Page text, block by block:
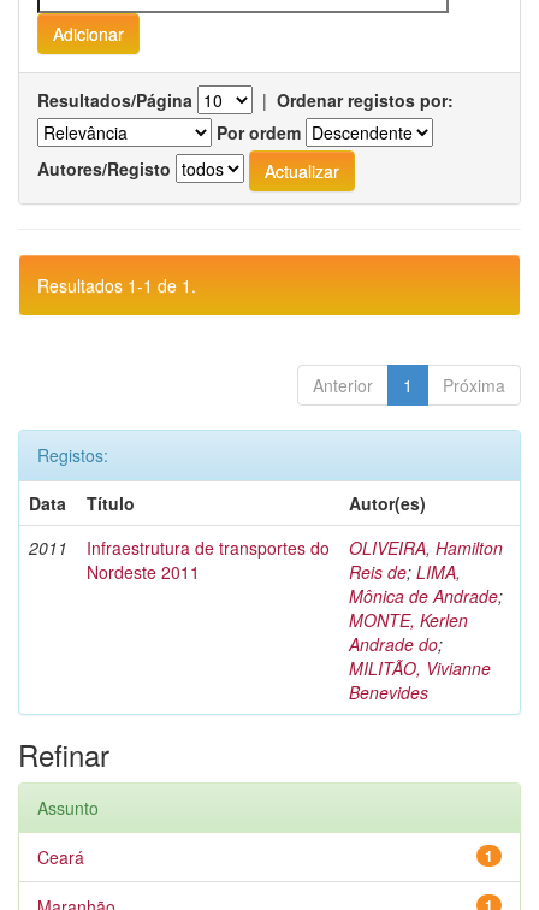
Resultados/Página | Ordenar registos por:
Por ordem
Autores/Registo
Resultados 1-1 de 1.
Anterior 1 Próxima
Registos:
Data
Título
Autor(es)
2011
Infraestrutura de transportes do
Nordeste 2011
OLIVEIRA, Hamilton
Reis de; LIMA,
Mônica de Andrade;
MONTE, Kerlen
Andrade do;
MILITÃO, Vivianne
Benevides
Refinar
Assunto
1
Ceará
1